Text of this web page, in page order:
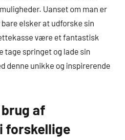
Uanset om man er
elsker at udforske sin
være et fantastisk
tage springet og lade sin
denne unikke og inspirerende
af
forskellige